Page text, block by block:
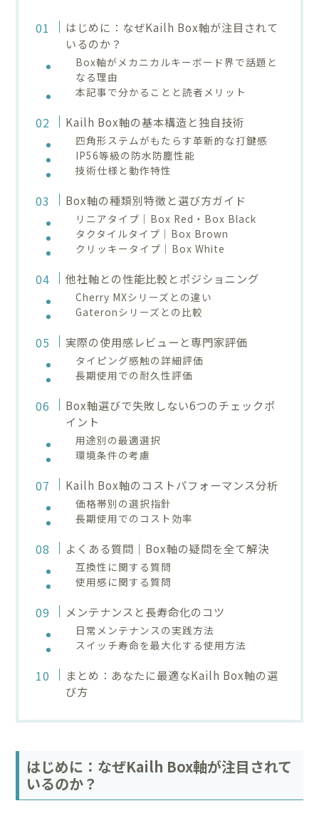
はじめに：なぜKailh Box軸が注目されて
いるのか？
Box軸がメカニカルキーボード界で話題と
なる理由
本記事で分かることと読者メリット
Kailh Box軸の基本構造と独自技術
四角形ステムがもたらす革新的な打鍵感
IP56等級の防水防塵性能
技術仕様と動作特性
Box軸の種類別特徴と選び方ガイド
リニアタイプ｜Box Red・Box Black
タクタイルタイプ｜Box Brown
クリッキータイプ｜Box White
他社軸との性能比較とポジショニング
Cherry MXシリーズとの違い
Gateronシリーズとの比較
実際の使用感レビューと専門家評価
タイピング感触の詳細評価
長期使用での耐久性評価
Box軸選びで失敗しない6つのチェックポ
イント
用途別の最適選択
環境条件の考慮
Kailh Box軸のコストパフォーマンス分析
価格帯別の選択指針
長期使用でのコスト効率
よくある質問｜Box軸の疑問を全て解決
互換性に関する質問
使用感に関する質問
メンテナンスと長寿命化のコツ
日常メンテナンスの実践方法
スイッチ寿命を最大化する使用方法
まとめ：あなたに最適なKailh Box軸の選
び方
はじめに：なぜKailh Box軸が注目されて
いるのか？